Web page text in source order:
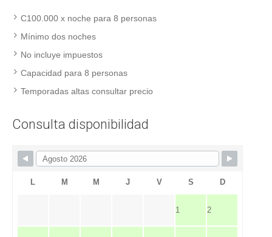
C100.000 x noche para 8 personas
Mínimo dos noches
No incluye impuestos
Capacidad para 8 personas
Temporadas altas consultar precio
Consulta disponibilidad
L M M J V S D
1 2